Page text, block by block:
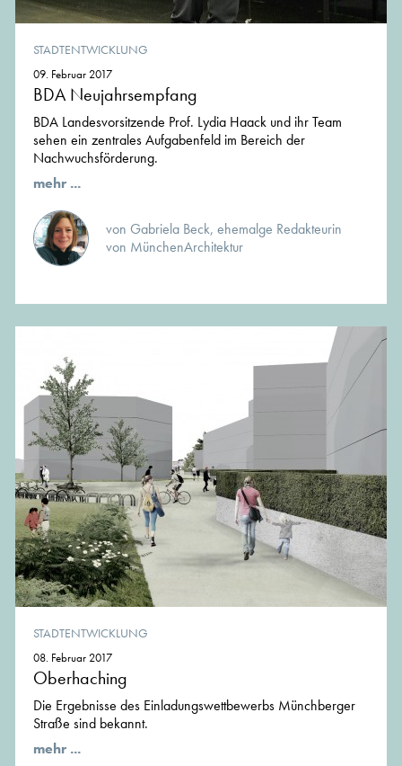
STADTENTWICKLUNG
09. Februar 2017
BDA Neujahrsempfang
BDA Landesvorsitzende Prof. Lydia Haack und ihr Team
sehen ein zentrales Aufgabenfeld im Bereich der
Nachwuchsförderung.
mehr ...
von Gabriela Beck, ehemalge Redakteurin
von MünchenArchitektur
STADTENTWICKLUNG
08. Februar 2017
Oberhaching
Die Ergebnisse des Einladungswettbewerbs Münchberger
Straße sind bekannt.
mehr ...